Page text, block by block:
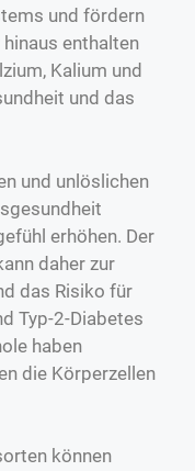
und fördern
enthalten
Kalium und
und das
und unlöslichen
erhöhen. Der
daher zur
das Risiko für
Typ-2-Diabetes
haben
die Körperzellen
können